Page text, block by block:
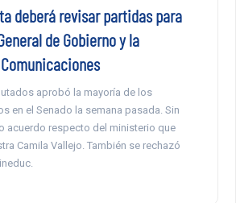
deberá revisar partidas para
de Gobierno y la
aprobó la mayoría de los
en el Senado la semana pasada. Sin
acuerdo respecto del ministerio que
Camila Vallejo. También se rechazó